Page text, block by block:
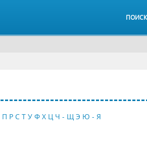
ПОИСК
П Р С Т У Ф Х Ц Ч - Щ Э Ю - Я